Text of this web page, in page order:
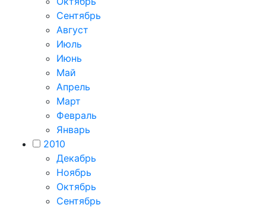
Сентябрь
Август
Июль
Июнь
Май
Апрель
Март
Февраль
Январь
2010
Декабрь
Ноябрь
Октябрь
Сентябрь